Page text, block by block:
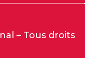
– Tous droits